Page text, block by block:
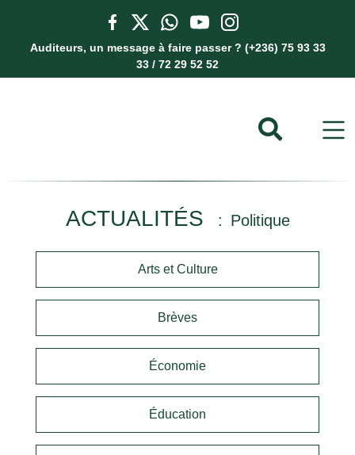
Auditeurs, un message à faire passer ? (+236) 75 93 33
33 / 72 29 52 52
ACTUALITÉS Politique
Arts et Culture
Brèves
Économie
Éducation